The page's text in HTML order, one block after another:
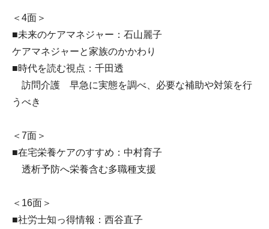
＜4面＞
■未来のケアマネジャー：石山麗子
ケアマネジャーと家族のかかわり
■時代を読む視点：千田透
訪問介護 早急に実態を調べ、必要な補助や対策を行
うべき
＜7面＞
■在宅栄養ケアのすすめ：中村育子
透析予防へ栄養含む多職種支援
＜16面＞
■社労士知っ得情報：西谷直子